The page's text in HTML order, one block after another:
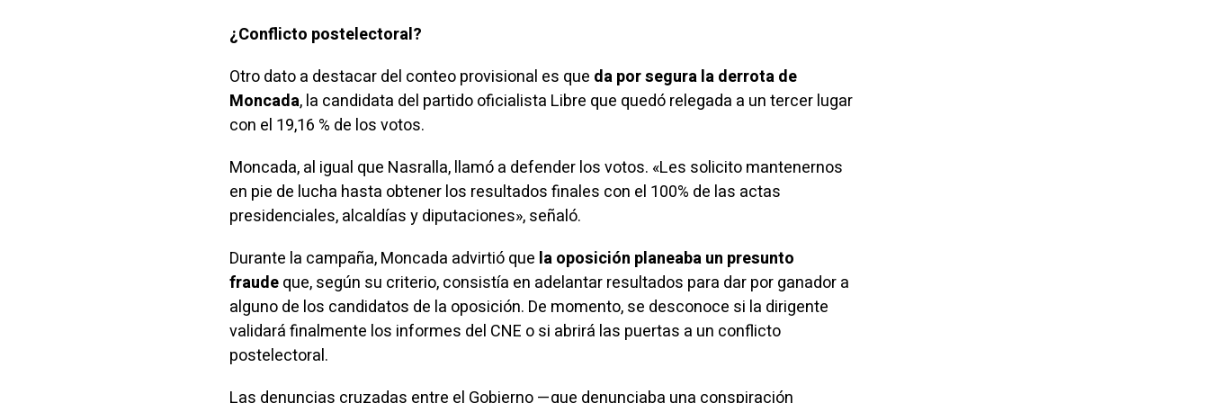
¿Conflicto postelectoral?
Otro dato a destacar del conteo provisional es que da por segura la derrota de
Moncada, la candidata del partido oficialista Libre que quedó relegada a un tercer lugar
con el 19,16 % de los votos.
Moncada, al igual que Nasralla, llamó a defender los votos. «Les solicito mantenernos
en pie de lucha hasta obtener los resultados finales con el 100% de las actas
presidenciales, alcaldías y diputaciones»,señaló.
Durante la campaña, Moncada advirtió que la oposición planeaba un presunto
fraudeque, según su criterio, consistía en adelantar resultados para dar por ganador a
alguno de los candidatos de la oposición. De momento, se desconoce si la dirigente
validará finalmente los informes del CNE o si abrirá las puertas a un conflicto
postelectoral.
Las denuncias cruzadas entre el Gobierno —que denunciaba una conspiración